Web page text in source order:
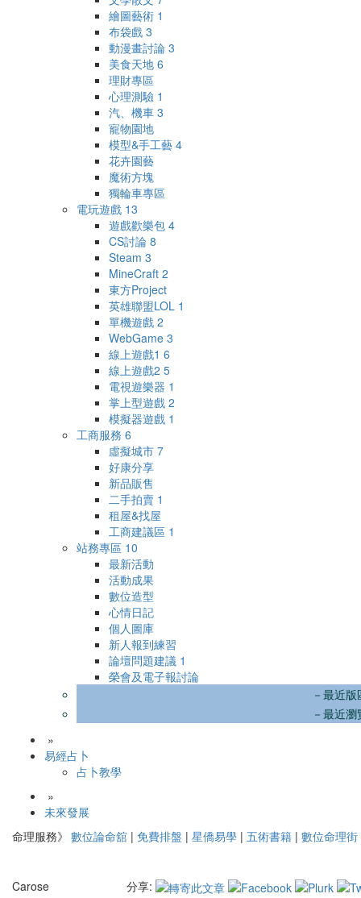
繪圖藝術 1
布袋戲 3
動漫畫討論 3
美食天地 6
理財專區
心理測驗 1
汽、機車 3
寵物園地
模型&手工藝 4
花卉園藝
魔術方塊
獨輪車專區
電玩遊戲 13
遊戲歡樂包 4
CS討論 8
Steam 3
MineCraft 2
東方Project
英雄聯盟LOL 1
單機遊戲 2
WebGame 3
線上遊戲1 6
線上遊戲2 5
電視遊樂器 1
掌上型遊戲 2
模擬器遊戲 1
工商服務 6
虛擬城市 7
好康分享
新品販售
二手拍賣 1
租屋&找屋
工商建議區 1
站務專區 10
最新活動
活動成果
數位造型
心情日記
個人圖庫
新人報到練習
論壇問題建議 1
榮會及電子報討論
－最近版
－最近瀏
»
易經占卜
占卜教學
»
未來發展
命理服務》 數位論命舘 | 免費排盤 | 星僑易學 | 五術書籍 | 數位命理街
Carose 分享: